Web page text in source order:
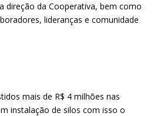
direção da Cooperativa, bem como
lideranças e comunidade
mais de R$ 4 milhões nas
instalação de silos com isso o